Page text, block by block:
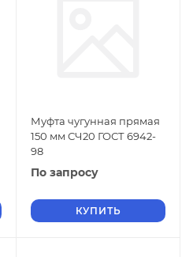
Муфта чугунная прямая
150 мм СЧ20 ГОСТ 6942-
98
По запросу
КУПИТЬ